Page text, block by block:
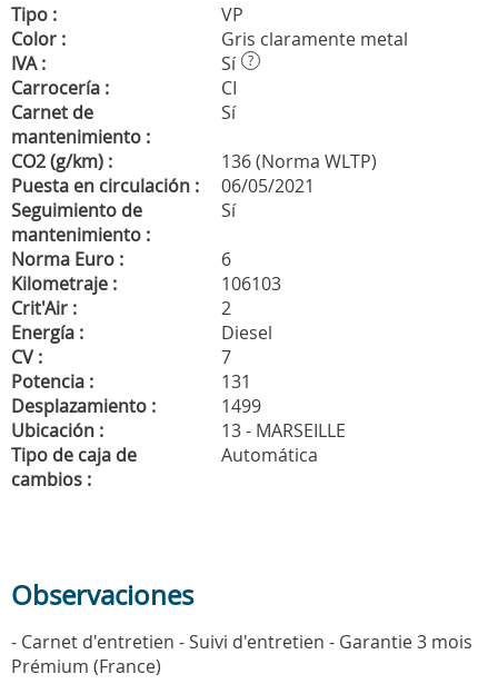
Tipo :
VP
Color :
Gris claramente metal
IVA :
Sí ?
Carrocería :
CI
Carnet de
mantenimiento :
Sí
CO2 (g/km) :
136 (Norma WLTP)
Puesta en circulación :
06/05/2021
Seguimiento de
mantenimiento :
Sí
Norma Euro :
6
Kilometraje :
106103
Crit'Air :
2
Energía :
Diesel
CV :
7
Potencia :
131
Desplazamiento :
1499
Ubicación :
13 - MARSEILLE
Tipo de caja de
cambios :
Automática
Observaciones
- Carnet d'entretien - Suivi d'entretien - Garantie 3 mois
Prémium (France)